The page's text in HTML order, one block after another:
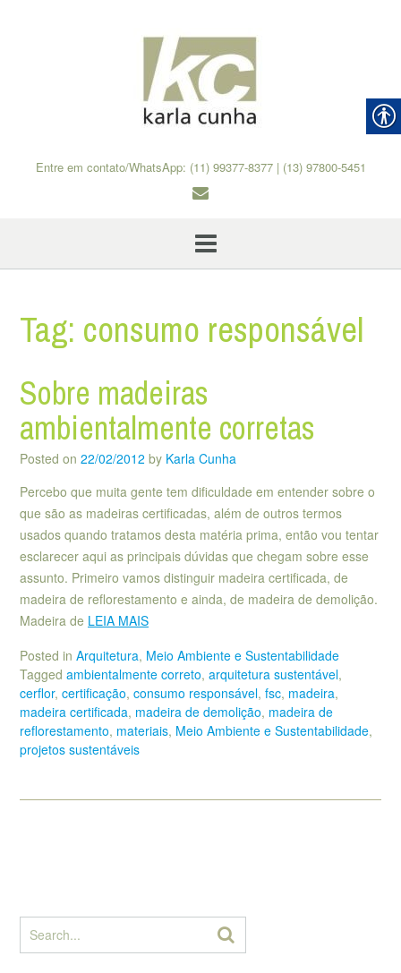
Entre em contato/WhatsApp: (11) 99377-8377 | (13) 97800-5451
Tag: consumo responsável
Sobre madeiras
ambientalmente corretas
Posted on 22/02/2012 by Karla Cunha
Percebo que muita gente tem dificuldade em entender sobre o
que são as madeiras certificadas, além de outros termos
usados quando tratamos desta matéria prima, então vou tentar
esclarecer aqui as principais dúvidas que chegam sobre esse
assunto. Primeiro vamos distinguir madeira certificada, de
madeira de reflorestamento e ainda, de madeira de demolição.
Madeira de LEIA MAIS
Posted in Arquitetura, Meio Ambiente e Sustentabilidade
Tagged ambientalmente correto, arquitetura sustentável,
cerflor, certificação, consumo responsável, fsc, madeira,
madeira certificada, madeira de demolição, madeira de
reflorestamento, materiais, Meio Ambiente e Sustentabilidade,
projetos sustentáveis